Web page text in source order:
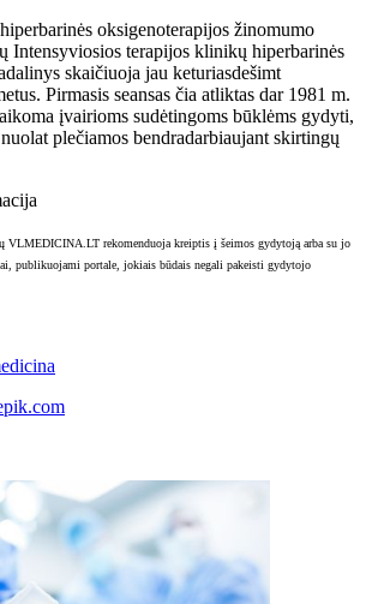
oksigenoterapijos žinomumo
Intensyviosios terapijos klinikų hiperbarinės
skaičiuoja jau keturiasdešimt
Pirmasis seansas čia atliktas dar 1981 m.
įvairioms sudėtingoms būklėms gydyti,
plečiamos bendradarbiaujant skirtingų
VLMEDICINA.LT rekomenduoja kreiptis į šeimos gydytoją arba su jo
publikuojami portale, jokiais būdais negali pakeisti gydytojo